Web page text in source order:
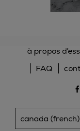
à propos
FAQ